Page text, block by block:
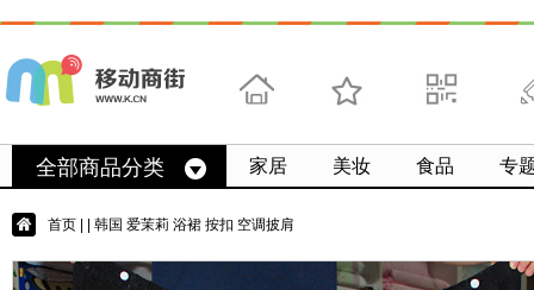
首页 收藏 求扫码 微
全部商品分类 家居 美妆 食品 专
首页 | 韩国 爱茉莉 浴裙 按扣 空调披肩